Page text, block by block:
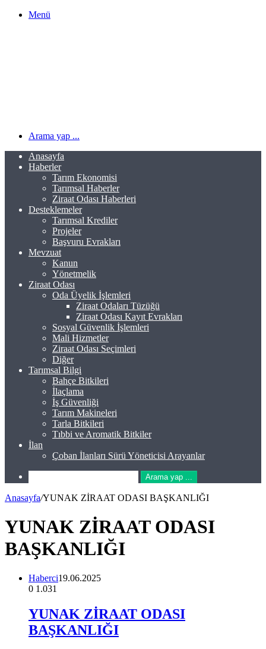
Menü
Arama yap ...
Anasayfa
Haberler
Tarım Ekonomisi
Tarımsal Haberler
Ziraat Odası Haberleri
Desteklemeler
Tarımsal Krediler
Projeler
Başvuru Evrakları
Mevzuat
Kanun
Yönetmelik
Ziraat Odası
Oda Üyelik İşlemleri
Ziraat Odaları Tüzüğü
Ziraat Odası Kayıt Evrakları
Sosyal Güvenlik İşlemleri
Mali Hizmetler
Ziraat Odası Seçimleri
Diğer
Tarımsal Bilgi
Bahçe Bitkileri
İlaçlama
İş Güvenliği
Tarım Makineleri
Tarla Bitkileri
Tıbbi ve Aromatik Bitkiler
İlan
Çoban İlanları Sürü Yöneticisi Arayanlar
Arama yap ...
Anasayfa/YUNAK ZİRAAT ODASI BAŞKANLIĞI
YUNAK ZİRAAT ODASI
BAŞKANLIĞI
Haberci19.06.2025
0 1.031
YUNAK ZİRAAT ODASI
BAŞKANLIĞI